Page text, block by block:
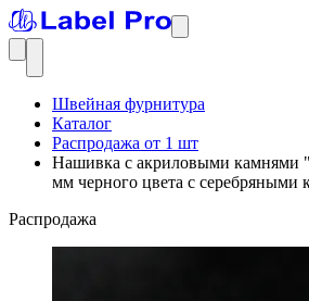
Швейная фурнитура
Каталог
Распродажа от 1 шт
Нашивка с акриловыми камнями
мм черного цвета с серебряными
Распродажа